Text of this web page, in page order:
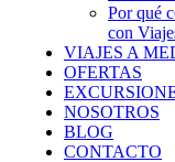
Por qué
con
VIAJES A
OFERTAS
NOSOTROS
BLOG
CONTACTO